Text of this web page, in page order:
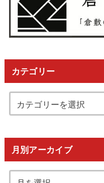
カテゴリー
月別アーカイブ